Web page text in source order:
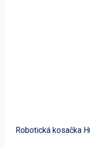
Robotická kosačka